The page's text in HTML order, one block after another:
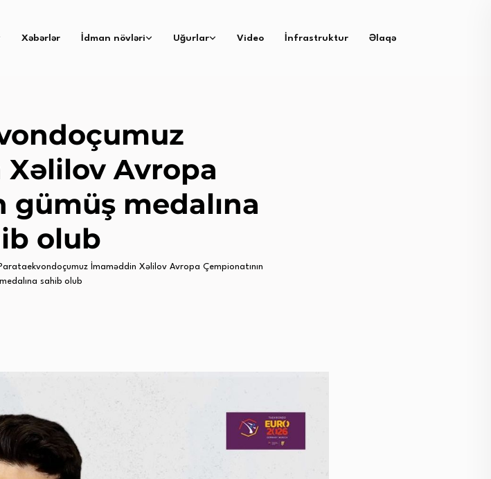
Xəbərlər İdman növləri Uğurlar Video İnfrastruktur Əlaqə
Avropa
gümüş medalına
olub
Parataekvondoçumuz İmaməddin Xəlilov Avropa Çempionatının
sahib olub